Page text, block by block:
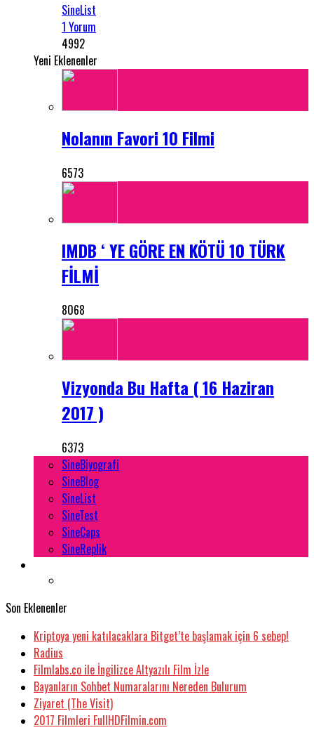
SineList
1 Yorum
4992
Yeni Eklenenler
Nolanın Favori 10 Filmi
6573
IMDB ‘ YE GÖRE EN KÖTÜ 10 TÜRK
FİLMİ
8068
Vizyonda Bu Hafta ( 16 Haziran
2017 )
6373
SineBiyografi
SineBlog
SineList
SineTest
SineCaps
SineReplik
Son Eklenenler
Kriptoya yeni katılacaklara Bitget’te başlamak için 6 sebep!
Radius
Filmlabs.co ile İngilizce Altyazılı Film İzle
Bayanların Sohbet Numaralarını Nereden Bulurum
Ziyaret (The Visit)
2017 Filmleri FullHDFilmin.com